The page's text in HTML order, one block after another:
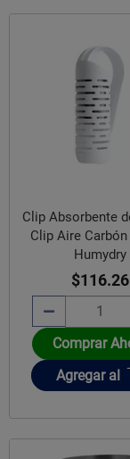
Clip Absorbente
Clip Aire
Humydry
$116.26
Comprar
Añadir
Agregar al